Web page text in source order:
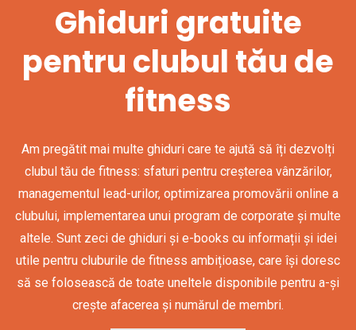
Ghiduri gratuite
pentru clubul tău de
fitness
Am pregătit mai multe ghiduri care te ajută să îți dezvolți
clubul tău de fitness: sfaturi pentru creșterea vânzărilor,
managementul lead-urilor, optimizarea promovării online a
clubului, implementarea unui program de corporate și multe
altele. Sunt zeci de ghiduri și e-books cu informații și idei
utile pentru cluburile de fitness ambițioase, care își doresc
să se folosească de toate uneltele disponibile pentru a-și
crește afacerea și numărul de membri.